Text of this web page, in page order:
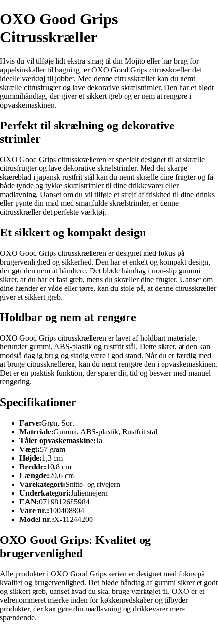
OXO Good Grips
Citrusskræller
Hvis du vil tilføje lidt ekstra smag til din Mojito eller har brug for
appelsinskaller til bagning, er OXO Good Grips citrusskræller det
ideelle værktøj til jobbet. Med denne citrusskræller kan du nemt
skrælle citrusfrugter og lave dekorative skrælstrimler. Den har et blødt
gummihåndtag, der giver et sikkert greb og er nem at rengøre i
opvaskemaskinen.
Perfekt til skrælning og dekorative
strimler
OXO Good Grips citrusskrælleren er specielt designet til at skrælle
citrusfrugter og lave dekorative skrælstrimler. Med det skarpe
skæreblad i japansk rustfrit stål kan du nemt skrælle dine frugter og få
både tynde og tykke skrælstrimler til dine drikkevarer eller
madlavning. Uanset om du vil tilføje et strejf af friskhed til dine drinks
eller pynte din mad med smagfulde skrælstrimler, er denne
citrusskræller det perfekte værktøj.
Et sikkert og kompakt design
OXO Good Grips citrusskrælleren er designet med fokus på
brugervenlighed og sikkerhed. Den har et enkelt og kompakt design,
der gør den nem at håndtere. Det bløde håndtag i non-slip gummi
sikrer, at du har et fast greb, mens du skræller dine frugter. Uanset om
dine hænder er våde eller tørre, kan du stole på, at denne citrusskræller
giver et sikkert greb.
Holdbar og nem at rengøre
OXO Good Grips citrusskrælleren er lavet af holdbart materiale,
herunder gummi, ABS-plastik og rustfrit stål. Dette sikrer, at den kan
modstå daglig brug og stadig være i god stand. Når du er færdig med
at bruge citrusskrælleren, kan du nemt rengøre den i opvaskemaskinen.
Det er en praktisk funktion, der sparer dig tid og besvær med manuel
rengøring.
Specifikationer
Farve:Grøn, Sort
Materiale:Gummi, ABS-plastik, Rustfrit stål
Tåler opvaskemaskine:Ja
Vægt:57 gram
Højde:1,3 cm
Bredde:10,8 cm
Længde:20,6 cm
Varekategori:Snitte- og rivejern
Underkategori:Juliennejern
EAN:0719812685984
Vare nr.:100408804
Model nr.:X-11244200
OXO Good Grips: Kvalitet og
brugervenlighed
Alle produkter i OXO Good Grips serien er designet med fokus på
kvalitet og brugervenlighed. Det bløde håndtag af gummi sikrer et godt
og sikkert greb, uanset hvad du skal bruge værktøjet til. OXO er et
velrenommeret mærke inden for køkkenredskaber og tilbyder
produkter, der kan gøre din madlavning og drikkevarer mere
spændende.